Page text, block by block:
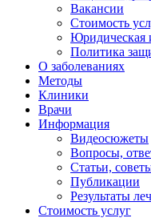
Вакансии
Стоимость
Юридическая
Политика
О заболеваниях
Методы
Клиники
Врачи
Информация
Видеосюжеты
Вопросы,
Статьи,
Публикации
Результаты
Стоимость услуг